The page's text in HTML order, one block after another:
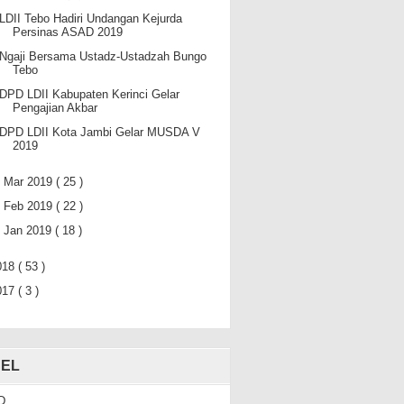
LDII Tebo Hadiri Undangan Kejurda
Persinas ASAD 2019
Ngaji Bersama Ustadz-Ustadzah Bungo
Tebo
DPD LDII Kabupaten Kerinci Gelar
Pengajian Akbar
DPD LDII Kota Jambi Gelar MUSDA V
2019
Mar 2019 ( 25 )
Feb 2019 ( 22 )
Jan 2019 ( 18 )
( 53 )
( 3 )